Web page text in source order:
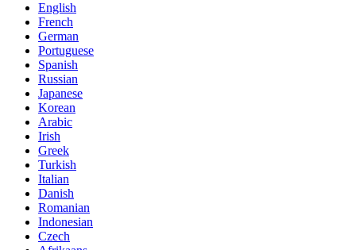
English
French
German
Portuguese
Spanish
Russian
Japanese
Korean
Arabic
Irish
Greek
Turkish
Italian
Danish
Romanian
Indonesian
Czech